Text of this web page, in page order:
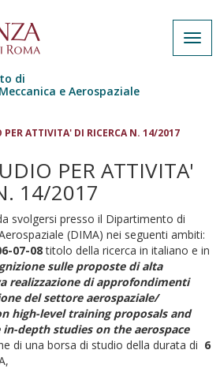
di
e Aerospaziale
PER ATTIVITA' DI RICERCA N. 14/2017
PER ATTIVITA'
14/2017
svolgersi presso il Dipartimento di
(DIMA) nei seguenti ambiti:
07-08titolo della ricerca in italiano e in
sulle proposte di alta
realizzazione di approfondimenti
del settore aerospaziale/
high-level training proposals and
depth studies on the aerospace
di una borsa di studio della durata di 6